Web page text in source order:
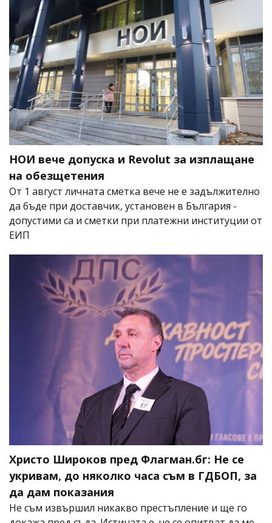
НОИ вече допуска и Revolut за изплащане
на обезщетения
От 1 август личната сметка вече не е задължително
да бъде при доставчик, установен в България -
допустими са и сметки при платежни институции от
ЕИП
Христо Широков пред Флагман.бг: Не се
укривам, до няколко часа съм в ГДБОП, за
да дам показания
Не съм извършил никакво престъпление и ще го